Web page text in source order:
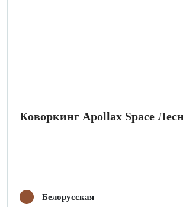
Коворкинг Apollax Space
Белорусская